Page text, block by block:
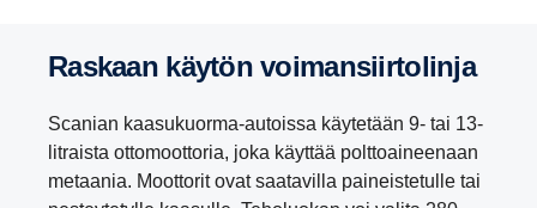
Raskaan käytön voiman­siir­to­linja
Scanian kaasukuorma-autoissa käytetään 9- tai 13-
litraista ottomoottoria, joka käyttää polttoaineenaan
metaania. Moottorit ovat saatavilla paineistetulle tai